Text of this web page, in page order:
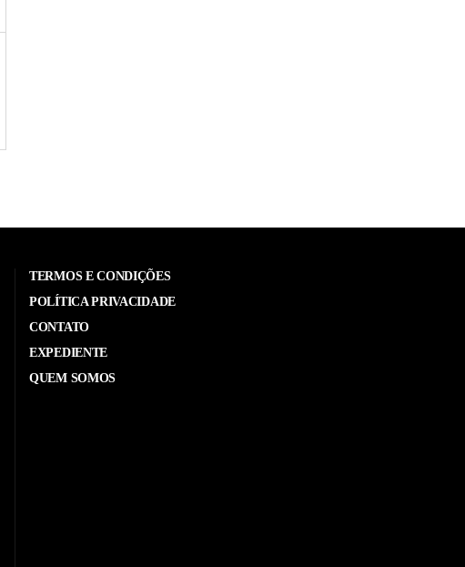
TERMOS E CONDIÇÕES
POLÍTICA PRIVACIDADE
CONTATO
EXPEDIENTE
QUEM SOMOS